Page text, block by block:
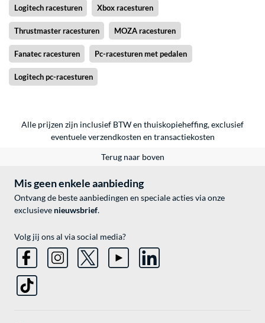
Logitech racesturen Xbox racesturen
Thrustmaster racesturen MOZA racesturen
Fanatec racesturen Pc-racesturen met pedalen
Logitech pc-racesturen
Alle prijzen zijn inclusief BTW en thuiskopieheffing, exclusief
eventueleverzendkosten en transactiekosten
Terug naar boven
Mis geen enkele aanbieding
Ontvang de beste aanbiedingen en speciale acties via onze
exclusieve nieuwsbrief.
Volg jij ons al via social media?